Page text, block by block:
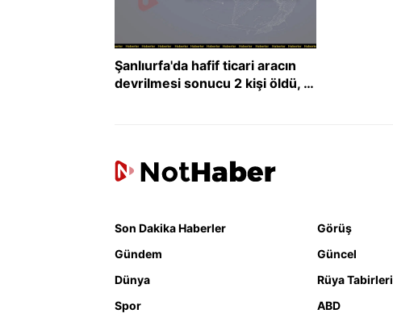
Şanlıurfa'da hafif ticari aracın
devrilmesi sonucu 2 kişi öldü, 6
Son Dakika Haberler
Gündem
Dünya
Spor
Görüş
Güncel
Rüya Tabirleri
ABD